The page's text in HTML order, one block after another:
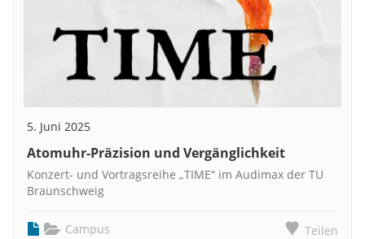
5. Juni 2025
Atomuhr-Präzision und Vergänglichkeit
Konzert- und Vortragsreihe „TIME“ im Audimax der TU
Braunschweig
Campus Teilen